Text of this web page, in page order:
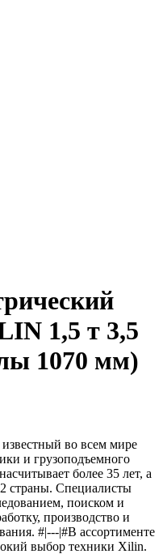
1,5 т 3,5
1070 мм)
во всем мире
и грузоподъемного
более 35 лет, а
страны. Специалисты
поиском и
производство и
#|---|#В ассортименте
выбор техники Xilin.